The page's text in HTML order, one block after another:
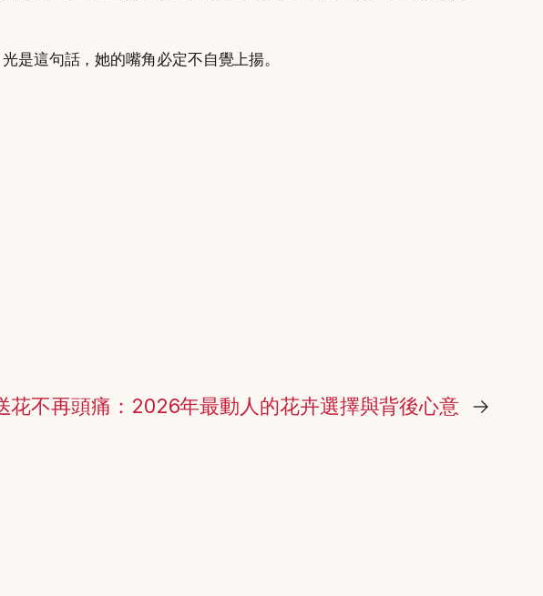
是這句話，她的嘴角必定不自覺上揚。
花不再頭痛：2026年最動人的花卉選擇與背後心意 →